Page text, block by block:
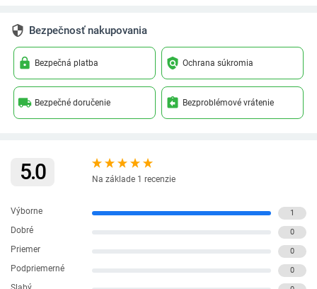
security Bezpečnosť nakupovania
lock Bezpečná platba policy Ochrana súkromia
local_shipping Bezpečné doručenie assignment_return Bezproblémové vrátenie
5.0 Na základe 1 recenzie
Výborne 1
Dobré 0
Priemer 0
Podpriemerné 0